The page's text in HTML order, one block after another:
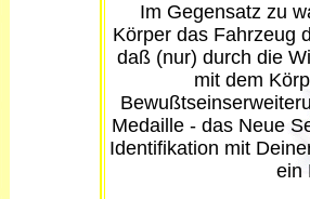
Im Gegensatz zu
Körper das Fahrzeug
daß (nur) durch die
mit dem
Medaille - das Neue
Identifikation mit
ein